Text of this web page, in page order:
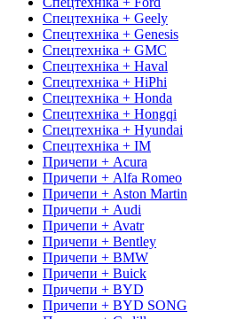
Спецтехніка + Geely
Спецтехніка + Genesis
Спецтехніка + GMC
Спецтехніка + Haval
Спецтехніка + HiPhi
Спецтехніка + Honda
Спецтехніка + Hongqi
Спецтехніка + Hyundai
Спецтехніка + IM
Причепи + Acura
Причепи + Alfa Romeo
Причепи + Aston Martin
Причепи + Audi
Причепи + Avatr
Причепи + Bentley
Причепи + BMW
Причепи + Buick
Причепи + BYD
Причепи + BYD SONG